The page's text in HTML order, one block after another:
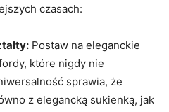
czasach:
Postaw na eleganckie
które nigdy nie
sprawia, że
z elegancką sukienką, jak